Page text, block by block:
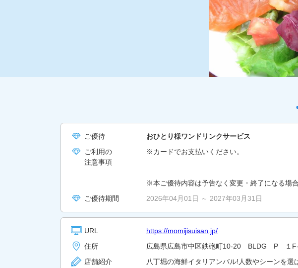
ご優待
おひとり様ワンドリンクサービス
ご利用の
注意事項
※カードでお支払いください。
※本ご優待内容は予告なく変更・終了になる場合
ご優待期間
2026年04月01日 ～ 2027年03月31日
URL
https://momijisuisan.jp/
住所
広島県広島市中区鉄砲町10-20 BLDG P １
店舗紹介
八丁堀の海鮮イタリアンバル!人数やシーンを選